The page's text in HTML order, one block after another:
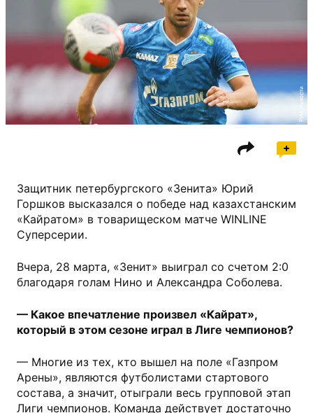
РИА Новости
Защитник петербургского «Зенита» Юрий
Горшков высказался о победе над казахстанским
«Кайратом» в товарищеском матче WINLINE
Суперсерии.
Вчера, 28 марта, «Зенит» выиграл со счетом 2:0
благодаря голам Нино и Александра Соболева.
— Какое впечатление произвел «Кайрат»,
который в этом сезоне играл в Лиге чемпионов?
— Многие из тех, кто вышел на поле «Газпром
Арены», являются футболистами стартового
состава, а значит, отыграли весь групповой этап
Лиги чемпионов. Команда действует достаточно